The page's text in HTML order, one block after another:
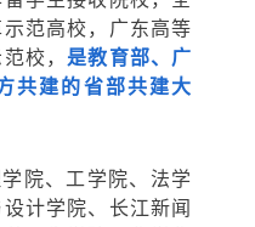
范高校，广东高等
校， 是教育部、广
共建的省部共建大
院、工学院、法学
计学院、长江新闻